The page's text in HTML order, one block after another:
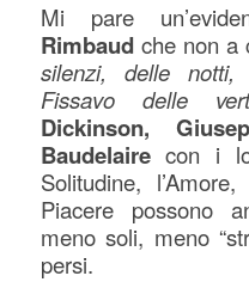
Mi pare
Rimbaudche non a
silenzi, delle notti,
Fissavo delle
Dickinson,
Baudelaire con i
Solitudine,
Piacere possono
meno soli, meno
persi.